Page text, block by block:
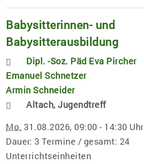
Babysitterinnen- und
Babysitterausbildung
Dipl. -Soz. Päd Eva Pircher
Emanuel Schnetzer
Armin Schneider
Altach, Jugendtreff
Mo. 31.08.2026, 09:00 - 14:30 Uhr
Dauer: 3 Termine / gesamt: 24
Unterrichtseinheiten